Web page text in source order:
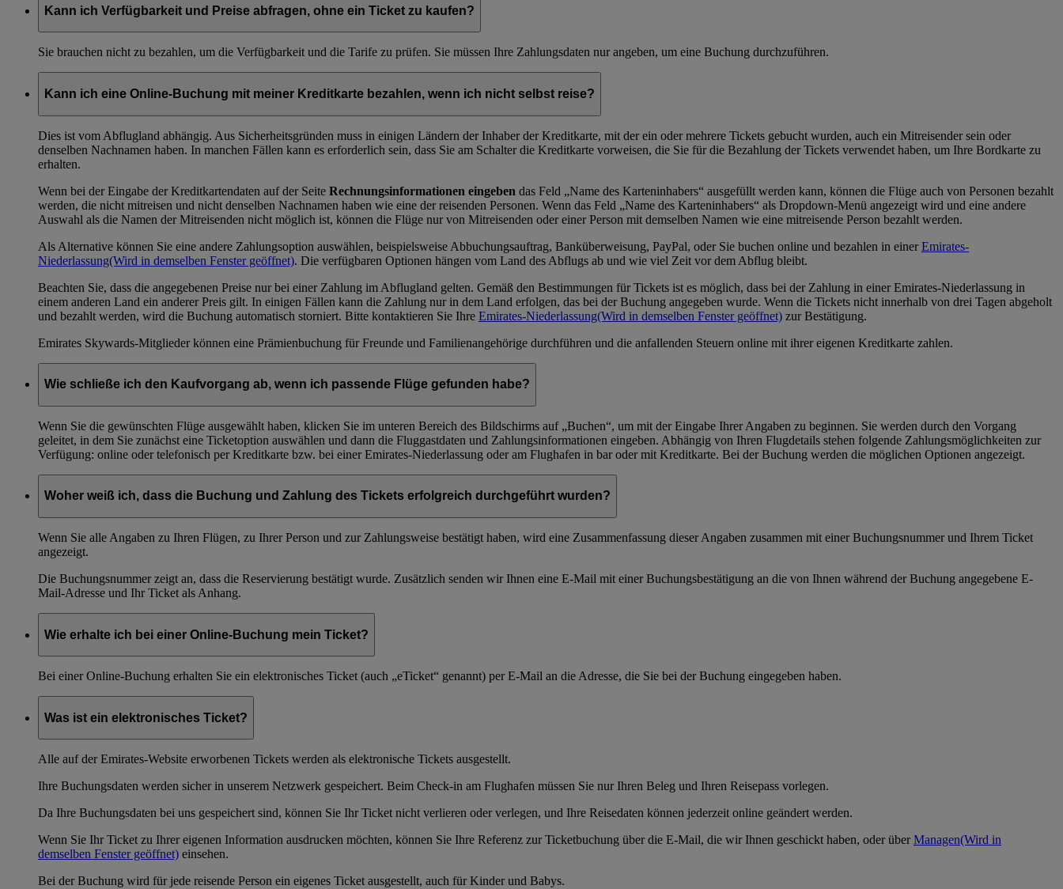
Kann ich Verfügbarkeit und Preise abfragen, ohne ein Ticket zu kaufen?
Sie brauchen nicht zu bezahlen, um die Verfügbarkeit und die Tarife zu prüfen. Sie müssen Ihre Zahlungsdaten nur angeben, um eine Buchung durchzuführen.
Kann ich eine Online-Buchung mit meiner Kreditkarte bezahlen, wenn ich nicht selbst reise?
Dies ist vom Abflugland abhängig. Aus Sicherheitsgründen muss in einigen Ländern der Inhaber der Kreditkarte, mit der ein oder mehrere Tickets gebucht wurden, auch ein Mitreisender sein oder
denselben Nachnamen haben. In manchen Fällen kann es erforderlich sein, dass Sie am Schalter die Kreditkarte vorweisen, die Sie für die Bezahlung der Tickets verwendet haben, um Ihre Bordkarte zu
erhalten.
Wenn bei der Eingabe der Kreditkartendaten auf der Seite Rechnungsinformationen eingeben das Feld „Name des Karteninhabers“ ausgefüllt werden kann, können die Flüge auch von Personen bezahlt
werden, die nicht mitreisen und nicht denselben Nachnamen haben wie eine der reisenden Personen. Wenn das Feld „Name des Karteninhabers“ als Dropdown-Menü angezeigt wird und eine andere
Auswahl als die Namen der Mitreisenden nicht möglich ist, können die Flüge nur von Mitreisenden oder einer Person mit demselben Namen wie eine mitreisende Person bezahlt werden.
Als Alternative können Sie eine andere Zahlungsoption auswählen, beispielsweise Abbuchungsauftrag, Banküberweisung, PayPal, oder Sie buchen online und bezahlen in einerEmirates-
Niederlassung(Wird in demselben Fenster geöffnet). Die verfügbaren Optionen hängen vom Land des Abflugs ab und wie viel Zeit vor dem Abflug bleibt.
Beachten Sie, dass die angegebenen Preise nur bei einer Zahlung im Abflugland gelten. Gemäß den Bestimmungen für Tickets ist es möglich, dass bei der Zahlung in einer Emirates-Niederlassung in
einem anderen Land ein anderer Preis gilt. In einigen Fällen kann die Zahlung nur in dem Land erfolgen, das bei der Buchung angegeben wurde. Wenn die Tickets nicht innerhalb von drei Tagen abgeholt
und bezahlt werden, wird die Buchung automatisch storniert. Bitte kontaktieren Sie Ihre Emirates-Niederlassung(Wird in demselben Fenster geöffnet) zur Bestätigung.
Emirates Skywards-Mitglieder können eine Prämienbuchung für Freunde und Familienangehörige durchführen und die anfallenden Steuern online mit ihrer eigenen Kreditkarte zahlen.
Wie schließe ich den Kaufvorgang ab, wenn ich passende Flüge gefunden habe?
Wenn Sie die gewünschten Flüge ausgewählt haben, klicken Sie im unteren Bereich des Bildschirms auf „Buchen“, um mit der Eingabe Ihrer Angaben zu beginnen. Sie werden durch den Vorgang
geleitet, in dem Sie zunächst eine Ticketoption auswählen und dann die Fluggastdaten und Zahlungsinformationen eingeben. Abhängig von Ihren Flugdetails stehen folgende Zahlungsmöglichkeiten zur
Verfügung: online oder telefonisch per Kreditkarte bzw. bei einer Emirates-Niederlassung oder am Flughafen in bar oder mit Kreditkarte. Bei der Buchung werden die möglichen Optionen angezeigt.
Woher weiß ich, dass die Buchung und Zahlung des Tickets erfolgreich durchgeführt wurden?
Wenn Sie alle Angaben zu Ihren Flügen, zu Ihrer Person und zur Zahlungsweise bestätigt haben, wird eine Zusammenfassung dieser Angaben zusammen mit einer Buchungsnummer und Ihrem Ticket
angezeigt.
Die Buchungsnummer zeigt an, dass die Reservierung bestätigt wurde. Zusätzlich senden wir Ihnen eine E-Mail mit einer Buchungsbestätigung an die von Ihnen während der Buchung angegebene E-
Mail-Adresse und Ihr Ticket als Anhang.
Wie erhalte ich bei einer Online-Buchung mein Ticket?
Bei einer Online-Buchung erhalten Sie ein elektronisches Ticket (auch „eTicket“ genannt) per E-Mail an die Adresse, die Sie bei der Buchung eingegeben haben.
Was ist ein elektronisches Ticket?
Alle auf der Emirates-Website erworbenen Tickets werden als elektronische Tickets ausgestellt.
Ihre Buchungsdaten werden sicher in unserem Netzwerk gespeichert. Beim Check-in am Flughafen müssen Sie nur Ihren Beleg und Ihren Reisepass vorlegen.
Da Ihre Buchungsdaten bei uns gespeichert sind, können Sie Ihr Ticket nicht verlieren oder verlegen, und Ihre Reisedaten können jederzeit online geändert werden.
Wenn Sie Ihr Ticket zu Ihrer eigenen Information ausdrucken möchten, können Sie Ihre Referenz zur Ticketbuchung über die E-Mail, die wir Ihnen geschickt haben, oder überManagen(Wird in
demselben Fenster geöffnet) einsehen.
Bei der Buchung wird für jede reisende Person ein eigenes Ticket ausgestellt, auch für Kinder und Babys.